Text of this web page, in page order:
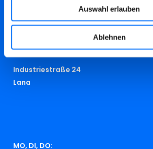
Auswahl erlauben
Ablehnen
beschwerden@swmeran.it
RECYCLINGHOF
Industriestraße 24
Lana
MO, DI, DO: